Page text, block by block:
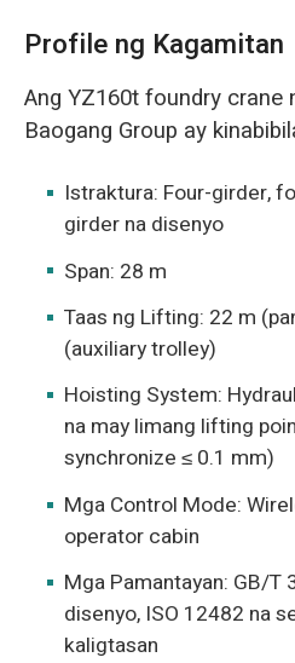
Profile ng Kagamitan
Ang YZ160t foundry crane
Baogang Group ay
Istraktura: Four-girder,
girder na disenyo
Span: 28 m
Taas ng Lifting: 22 m
(auxiliary trolley)
Hoisting System:
na may limang lifting
synchronize ≤ 0.1 mm)
Mga Control Mode:
operator cabin
Mga Pamantayan: GB/T
disenyo, ISO 12482 na
kaligtasan